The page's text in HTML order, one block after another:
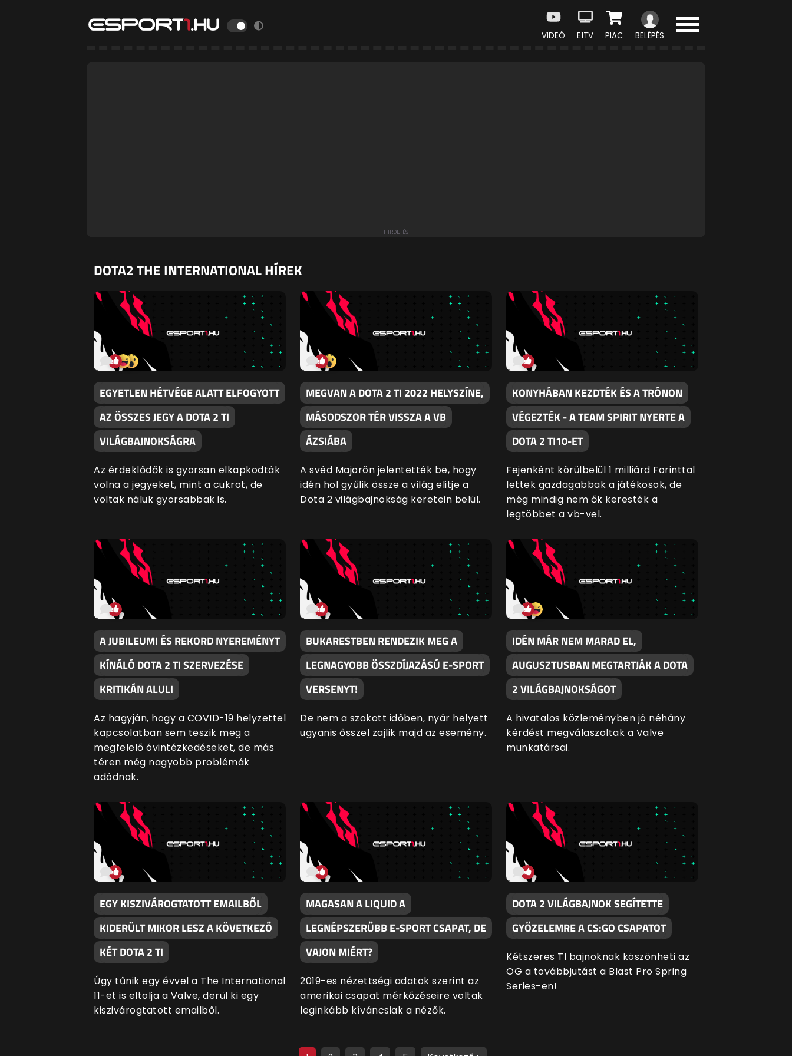
VIDEÓ E1TV PIAC BELÉPÉS
DOTA2 THE INTERNATIONAL HÍREK
EGYETLEN HÉTVÉGE ALATT ELFOGYOTT
AZ ÖSSZES JEGY A DOTA 2 TI
VILÁGBAJNOKSÁGRA
Az érdeklődők is gyorsan elkapkodták
volna a jegyeket, mint a cukrot, de
voltak náluk gyorsabbak is.
MEGVAN A DOTA 2 TI 2022 HELYSZÍNE,
MÁSODSZOR TÉR VISSZA A VB
ÁZSIÁBA
A svéd Majorön jelentették be, hogy
idén hol gyűlik össze a világ elitje a
Dota 2 világbajnokság keretein belül.
KONYHÁBAN KEZDTÉK ÉS A TRÓNON
VÉGEZTÉK - A TEAM SPIRIT NYERTE A
DOTA 2 TI10-ET
Fejenként körülbelül 1 milliárd Forinttal
lettek gazdagabbak a játékosok, de
még mindig nem ők keresték a
legtöbbet a vb-vel.
A JUBILEUMI ÉS REKORD NYEREMÉNYT
KÍNÁLÓ DOTA 2 TI SZERVEZÉSE
KRITIKÁN ALULI
Az hagyján, hogy a COVID-19 helyzettel
kapcsolatban sem teszik meg a
megfelelő óvintézkedéseket, de más
téren még nagyobb problémák
adódnak.
BUKARESTBEN RENDEZIK MEG A
LEGNAGYOBB ÖSSZDÍJAZÁSÚ E-SPORT
VERSENYT!
De nem a szokott időben, nyár helyett
ugyanis ősszel zajlik majd az esemény.
IDÉN MÁR NEM MARAD EL,
AUGUSZTUSBAN MEGTARTJÁK A DOTA
2 VILÁGBAJNOKSÁGOT
A hivatalos közleményben jó néhány
kérdést megválaszoltak a Valve
munkatársai.
EGY KISZIVÁROGTATOTT EMAILBŐL
KIDERÜLT MIKOR LESZ A KÖVETKEZŐ
KÉT DOTA 2 TI
Úgy tűnik egy évvel a The International
11-et is eltolja a Valve, derül ki egy
kiszivárogtatott emailből.
MAGASAN A LIQUID A
LEGNÉPSZERŰBB E-SPORT CSAPAT, DE
VAJON MIÉRT?
2019-es nézettségi adatok szerint az
amerikai csapat mérkőzéseire voltak
leginkább kíváncsiak a nézők.
DOTA 2 VILÁGBAJNOK SEGÍTETTE
GYŐZELEMRE A CS:GO CSAPATOT
Kétszeres TI bajnoknak köszönheti az
OG a továbbjutást a Blast Pro Spring
Series-en!